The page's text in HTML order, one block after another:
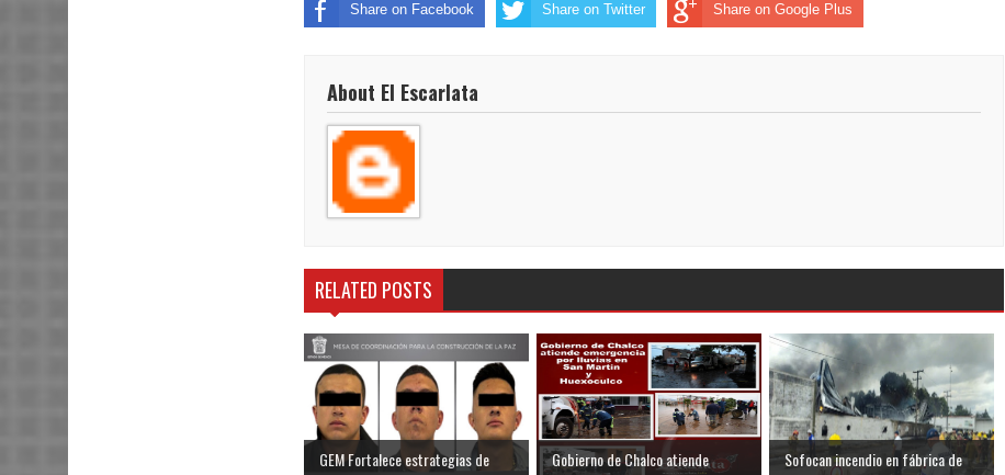
Share on Facebook Share on Twitter Share on Google Plus
About El Escarlata
RELATED POSTS
GEM Fortalece estrategias de
Gobierno de Chalco atiende
Sofocan incendio en fábrica de